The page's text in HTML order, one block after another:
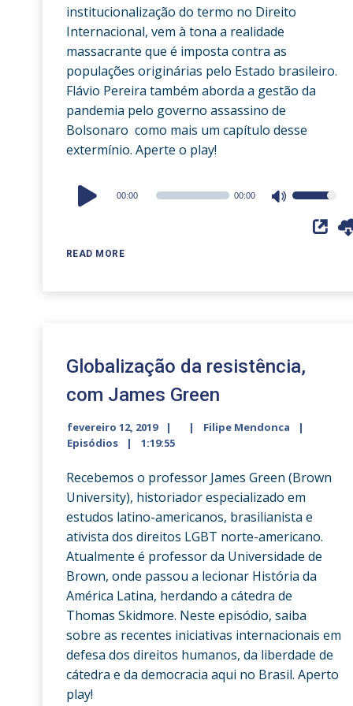
institucionalização do termo no Direito
Internacional, vem à tona a realidade
massacrante que é imposta contra as
populações originárias pelo Estado brasileiro.
Flávio Pereira também aborda a gestão da
pandemia pelo governo assassino de
Bolsonaro como mais um capítulo desse
extermínio. Aperte o play!
READ MORE
Audio
Player
00:00 00:00
Use
Up/Down
Globalização da resistência,
com James Green
fevereiro 12, 2019
Filipe Mendonca
Episódios
1:19:55
Recebemos o professor James Green (Brown
University), historiador especializado em
estudos latino-americanos, brasilianista e
ativista dos direitos LGBT norte-americano.
Atualmente é professor da Universidade de
Brown, onde passou a lecionar História da
América Latina, herdando a cátedra de
Thomas Skidmore. Neste episódio, saiba
sobre as recentes iniciativas internacionais em
defesa dos direitos humanos, da liberdade de
cátedra e da democracia aqui no Brasil. Aperto
play!